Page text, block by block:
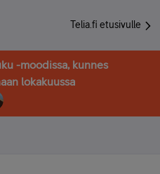
Telia.fi etusivulle
-moodissa, kunnes
lokakuussa